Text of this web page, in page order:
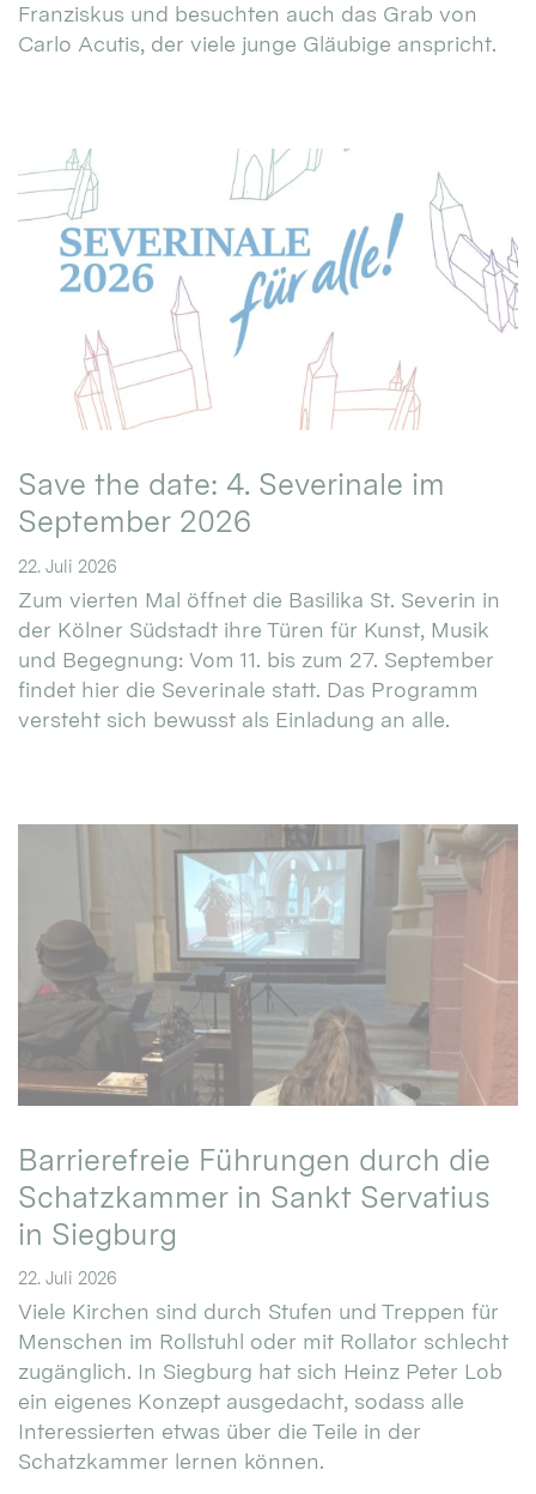
Franziskus und besuchten auch das Grab von
Carlo Acutis, der viele junge Gläubige anspricht.
Save the date: 4. Severinale im
September 2026
22. Juli 2026
Zum vierten Mal öffnet die Basilika St. Severin in
der Kölner Südstadt ihre Türen für Kunst, Musik
und Begegnung: Vom 11. bis zum 27. September
findet hier die Severinale statt. Das Programm
versteht sich bewusst als Einladung an alle.
Barrierefreie Führungen durch die
Schatzkammer in Sankt Servatius
in Siegburg
22. Juli 2026
Viele Kirchen sind durch Stufen und Treppen für
Menschen im Rollstuhl oder mit Rollator schlecht
zugänglich. In Siegburg hat sich Heinz Peter Lob
ein eigenes Konzept ausgedacht, sodass alle
Interessierten etwas über die Teile in der
Schatzkammer lernen können.